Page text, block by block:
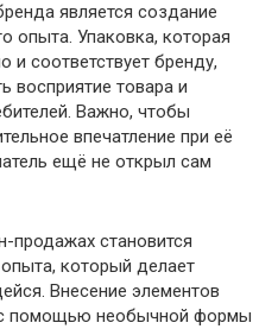
является создание
опыта. Упаковка, которая
и соответствует бренду,
восприятие товара и
Важно, чтобы
впечатление при её
ещё не открыл сам
продажах становится
опыта, который делает
Внесение элементов
помощью необычной формы